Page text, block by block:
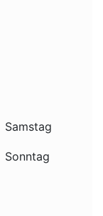
Samstag
Sonntag